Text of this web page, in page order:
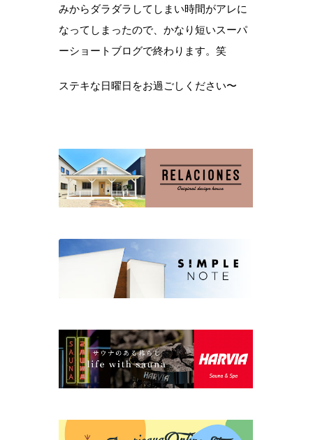
みからダラダラしてしまい時間がアレに
なってしまったので、かなり短いスーパ
ーショートブログで終わります。笑
ステキな日曜日をお過ごしください〜